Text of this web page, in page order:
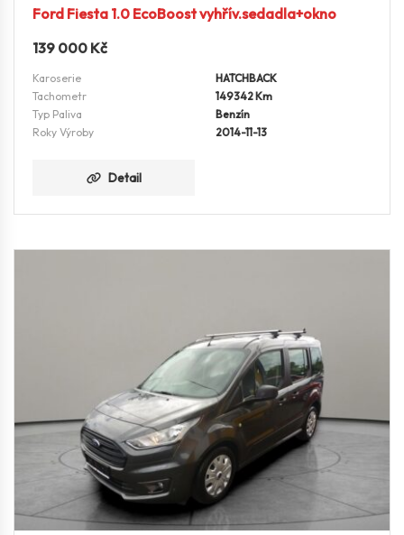
Ford Fiesta 1.0 EcoBoost vyhřív.sedadla+okno
139 000 Kč
Karoserie
HATCHBACK
Tachometr
149342 Km
Typ Paliva
Benzín
Roky Výroby
2014-11-13
Detail